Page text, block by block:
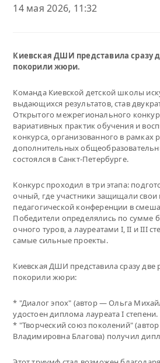
14 мая 2026, 11:32
Киевская ДШИ представила сразу
покорили жюри.
Команда Киевской детской школы
выдающихся результатов, став
Открытого межрегионального
вариативных практик обучения и
конкурса, организованного в рамках
дополнительных
состоялся в Санкт-Петербурге.
Конкурс проходил в три этапа:
очный, где участники защищали свои
педагогической конференции в
Победители определялись по сумме
очного туров, а лауреатами I, II и III
самые сильные проекты.
Киевская ДШИ представила сразу две
покорили жюри:
* "Диалог эпох" (автор — Ольга
удостоен диплома лауреата I степени.
* "Творческий союз поколений"
Владимировна Благова) получил